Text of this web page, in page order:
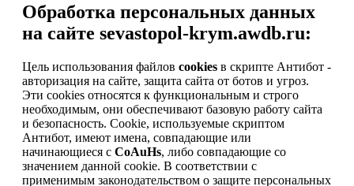
Обработка персональных данных
на сайте sevastopol-krym.awdb.ru:
Цель использования файлов cookies в скрипте Антибот -
авторизация на сайте, защита сайта от ботов и угроз.
Эти cookies относятся к функциональным и строго
необходимым, они обеспечивают базовую работу сайта
и безопасность. Cookie, используемые скриптом
Антибот, имеют имена, совпадающие или
начинающиеся с CoAuHs, либо совпадающие со
значением данной cookie. В соответствии с
применимым законодательством о защите персональных